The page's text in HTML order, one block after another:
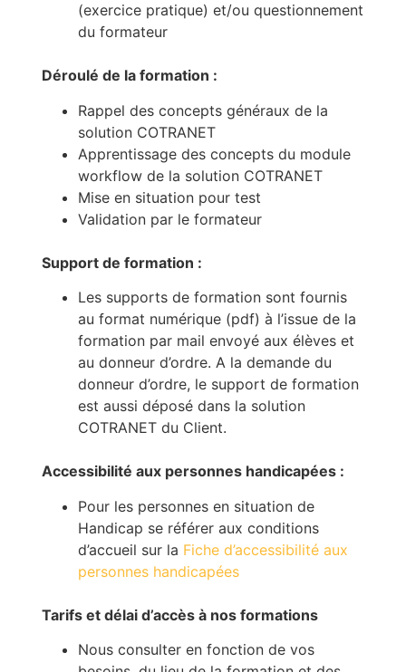
(exercice pratique) et/ou questionnement
du formateur
Déroulé de la formation :
Rappel des concepts généraux de la
solution COTRANET
Apprentissage des concepts du module
workflow de la solution COTRANET
Mise en situation pour test
Validation par le formateur
Support de formation :
Les supports de formation sont fournis
au format numérique (pdf) à l’issue de la
formation par mail envoyé aux élèves et
au donneur d’ordre. A la demande du
donneur d’ordre, le support de formation
est aussi déposé dans la solution
COTRANET du Client.
Accessibilité aux personnes handicapées :
Pour les personnes en situation de
Handicap se référer aux conditions
d’accueil sur la Fiche d’accessibilité aux
personnes handicapées
Tarifs et délai d’accès à nos formations
Nous consulter en fonction de vos